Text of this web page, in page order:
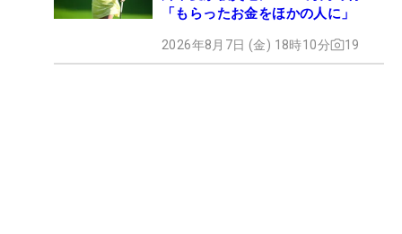
「もらったお金をほかの人に」
2026年8月7日 (金) 18時10分 19